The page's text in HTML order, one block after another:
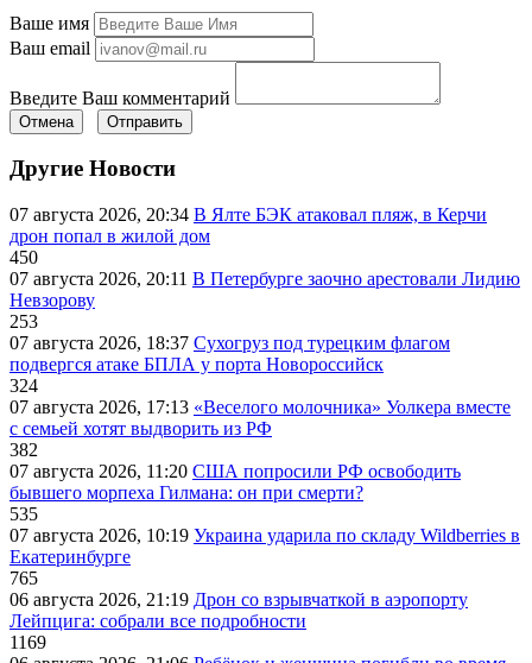
Ваше имя
Ваш email
Введите Ваш комментарий
Отмена Отправить
Другие Новости
07 августа 2026, 20:34 В Ялте БЭК атаковал пляж, в Керчи
дрон попал в жилой дом
450
07 августа 2026, 20:11 В Петербурге заочно арестовали Лидию
Невзорову
253
07 августа 2026, 18:37 Сухогруз под турецким флагом
подвергся атаке БПЛА у порта Новороссийск
324
07 августа 2026, 17:13 «Веселого молочника» Уолкера вместе
с семьей хотят выдворить из РФ
382
07 августа 2026, 11:20 США попросили РФ освободить
бывшего морпеха Гилмана: он при смерти?
535
07 августа 2026, 10:19 Украина ударила по складу Wildberries в
Екатеринбурге
765
06 августа 2026, 21:19 Дрон со взрывчаткой в аэропорту
Лейпцига: собрали все подробности
1169